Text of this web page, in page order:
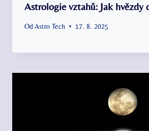
Astrologie vztahů: Jak hvězdy
Od Astro Tech 17. 8. 2025